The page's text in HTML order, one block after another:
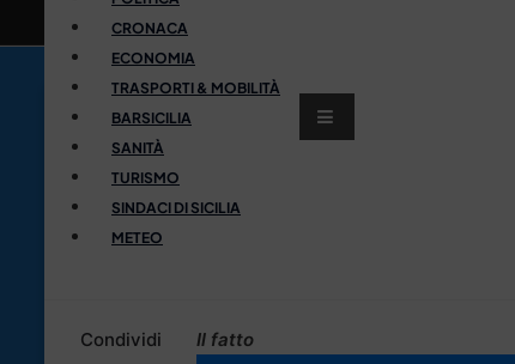
CRONACA
ECONOMIA
TRASPORTI & MOBILITÀ
BARSICILIA
SANITÀ
TURISMO
SINDACI DI SICILIA
METEO
Condividi Il fatto